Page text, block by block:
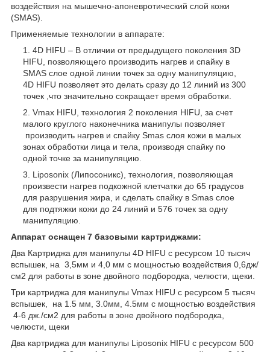
воздействия на мышечно-апоневротический слой кожи
(SMAS).
Применяемые технологии в аппарате:
4D HIFU – В отличии от предыдущего поколения 3D
HIFU, позволяющего производить нагрев и спайку в
SMAS слое одной линии точек за одну манипуляцию,
4D HIFU позволяет это делать сразу до 12 линий из 300
точек ,что значительно сокращает время обработки.
Vmax HIFU, технология 2 поколения HIFU, за счет
малого круглого наконечника манипулы позволяет
производить нагрев и спайку Smas слоя кожи в малых
зонах обработки лица и тела, производя спайку по
одной точке за манипуляцию.
Liposonix (Липосоникс), технология, позволяющая
произвести нагрев подкожной клетчатки до 65 градусов
для разрушения жира, и сделать спайку в Smas слое
для подтяжки кожи до 24 линий и 576 точек за одну
манипуляцию.
Аппарат оснащен 7 базовыми картриджами:
Два Картриджа для манипулы 4D HIFU с ресурсом 10 тысяч
вспышек, на 3,5мм и 4,0 мм с мощностью воздействия 0,6дж/
см2 для работы в зоне двойного подбородка, челюсти, щеки.
Три картриджа для манипулы Vmax HIFU с ресурсом 5 тысяч
вспышек, на 1.5 мм, 3.0мм, 4.5мм с мощностью воздействия
4-6 дж./см2 для работы в зоне двойного подбородка,
челюсти, щеки
Два картриджа для манипулы Liposonix HIFU с ресурсом 500